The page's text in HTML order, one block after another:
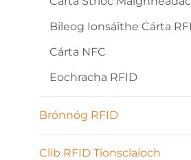
Bileog Ionsáithe Cárta
Cárta NFC
Eochracha RFID
Brónnóg RFID
Clib RFID Tionsclaíoch